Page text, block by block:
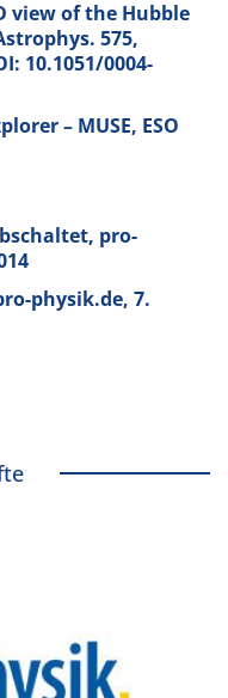
view of the Hubble
575,
10.1051/0004-
– MUSE, ESO
pro-
physik.de, 7.